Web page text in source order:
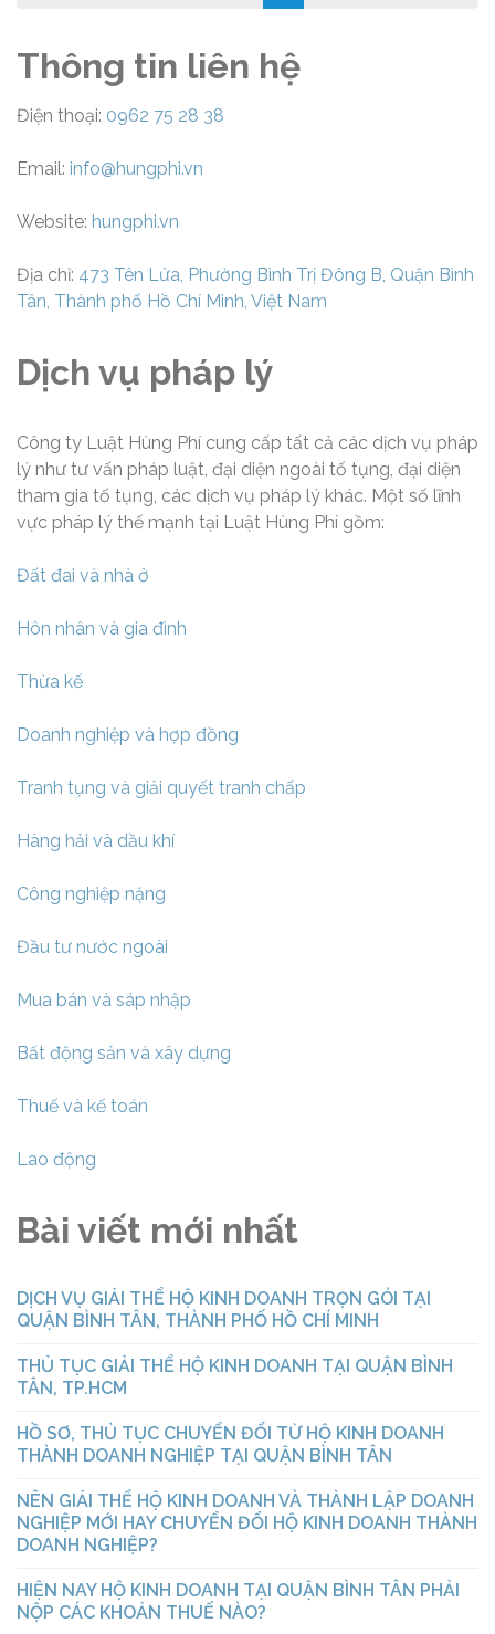
Thông tin liên hệ
Điện thoại: 0962 75 28 38
Email: info@hungphi.vn
Website: hungphi.vn
Địa chỉ: 473 Tên Lửa, Phường Bình Trị Đông B, Quận Bình
Tân, Thành phố Hồ Chí Minh, Việt Nam
Dịch vụ pháp lý
Công ty Luật Hùng Phí cung cấp tất cả các dịch vụ pháp
lý như tư vấn pháp luật, đại diện ngoài tố tụng, đại diện
tham gia tố tụng, các dịch vụ pháp lý khác. Một số lĩnh
vực pháp lý thế mạnh tại Luật Hùng Phí gồm:
Đất đai và nhà ở
Hôn nhân và gia đình
Thừa kế
Doanh nghiệp và hợp đồng
Tranh tụng và giải quyết tranh chấp
Hàng hải và dầu khí
Công nghiệp nặng
Đầu tư nước ngoài
Mua bán và sáp nhập
Bất động sản và xây dựng
Thuế và kế toán
Lao động
Bài viết mới nhất
DỊCH VỤ GIẢI THỂ HỘ KINH DOANH TRỌN GÓI TẠI
QUẬN BÌNH TÂN, THÀNH PHỐ HỒ CHÍ MINH
THỦ TỤC GIẢI THỂ HỘ KINH DOANH TẠI QUẬN BÌNH
TÂN, TP.HCM
HỒ SƠ, THỦ TỤC CHUYỂN ĐỔI TỪ HỘ KINH DOANH
THÀNH DOANH NGHIỆP TẠI QUẬN BÌNH TÂN
NÊN GIẢI THỂ HỘ KINH DOANH VÀ THÀNH LẬP DOANH
NGHIỆP MỚI HAY CHUYỂN ĐỔI HỘ KINH DOANH THÀNH
DOANH NGHIỆP?
HIỆN NAY HỘ KINH DOANH TẠI QUẬN BÌNH TÂN PHẢI
NỘP CÁC KHOẢN THUẾ NÀO?